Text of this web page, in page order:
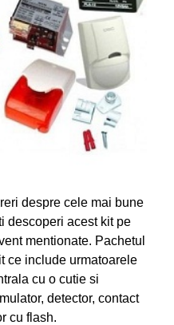
despre cele mai bune
descoperi acest kit pe
mentionate. Pachetul
ce include urmatoarele
cu o cutie si
detector, contact
cu flash.